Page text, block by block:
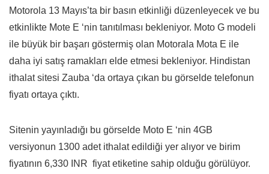
Motorola 13 Mayıs’ta bir basın etkinliği düzenleyecek ve bu
etkinlikte Mote E ‘nin tanıtılması bekleniyor. Moto G modeli
ile büyük bir başarı göstermiş olan Motorala Mota E ile
daha iyi satış ramakları elde etmesi bekleniyor. Hindistan
ithalat sitesi Zauba ‘da ortaya çıkan bu görselde telefonun
fiyatı ortaya çıktı.
Sitenin yayınladığı bu görselde Moto E ‘nin 4GB
versiyonun 1300 adet ithalat edildiği yer alıyor ve birim
fiyatının 6,330 INR fiyat etiketine sahip olduğu görülüyor.